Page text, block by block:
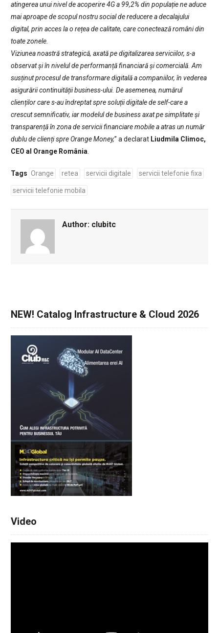
atingerea unui nivel de acoperire 4G a 99,2% din populație ne aduce
mai aproape de scopul nostru social de reducere a decalajului
digital, prin acces la o rețea de calitate, care conectează români din
toate zonele.
Viziunea noastră strategică, axată pe digitalizarea serviciilor, s-a
observat și în nivelul de performanță financiară și comercială. Am
susținut procesul de transformare digitală a companiilor, în vederea
asigurării continuității business-ului. De asemenea, numărul
clienților care s-au îndreptat spre soluții digitale de self-care a
crescut semnificativ, iar modelul de business axat pe simplitate și
transparență în zona de servicii financiare mobile a atras un număr
dublu de clienți spre Orange Money,” a declarat Liudmila Climoc,
CEO al Orange România.
Tags Orange retea servicii digitale servicii telefonie fixa
servicii telefonie mobila
Author: clubitc
NEW! Catalog Infrastructure & Cloud 2026
Video